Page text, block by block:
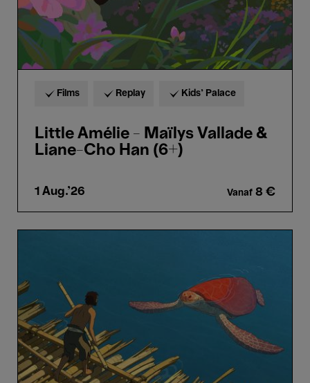
(6+)
Films Replay Kids’ Palace
Little Amélie - Maïlys Vallade &
Liane-Cho Han (6+)
1 Aug.'26 Vanaf 8 €
Turtle
-
Michael
Dudok
de
Wit
(8+)